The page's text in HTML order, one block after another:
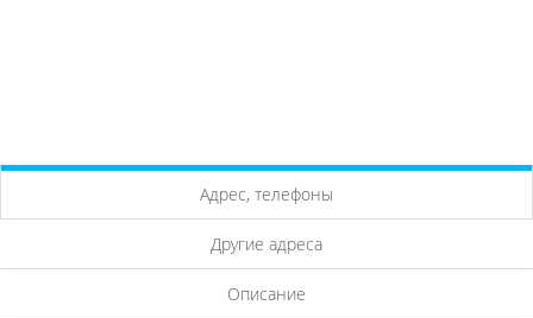
Адрес, телефоны
Другие адреса
Описание